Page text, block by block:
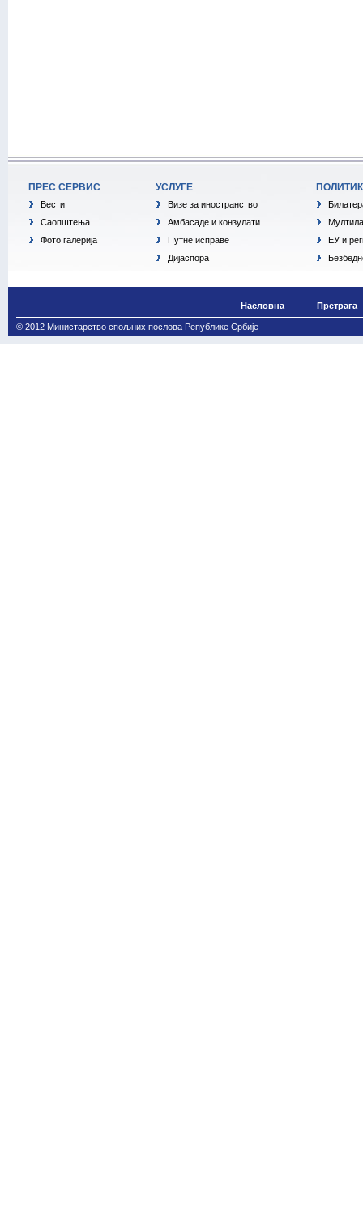
ПРЕС СЕРВИС
Вести
Саопштења
Фото галерија
УСЛУГЕ
Визе за иностранство
Амбасаде и конзулати
Путне исправе
Дијаспора
ЕУ и
Насловна Претрага
© 2012 Министарство спољних послова Републике Србије